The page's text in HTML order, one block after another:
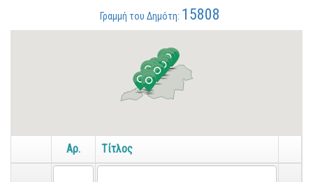
Γραμμή του Δημότη: 15808
Αρ. Τίτλος